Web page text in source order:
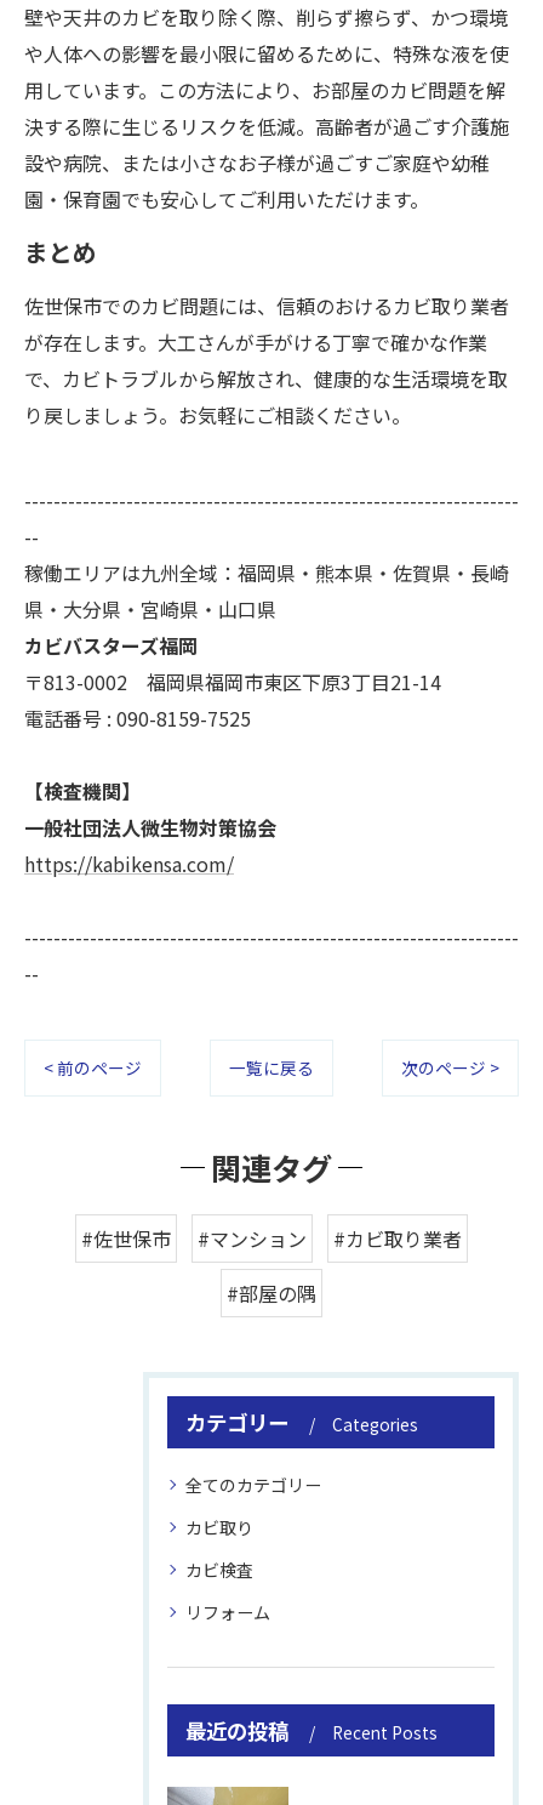
壁や天井のカビを取り除く際、削らず擦らず、かつ環境
や人体への影響を最小限に留めるために、特殊な液を使
用しています。この方法により、お部屋のカビ問題を解
決する際に生じるリスクを低減。高齢者が過ごす介護施
設や病院、または小さなお子様が過ごすご家庭や幼稚
園・保育園でも安心してご利用いただけます。
まとめ
佐世保市でのカビ問題には、信頼のおけるカビ取り業者
が存在します。大工さんが手がける丁寧で確かな作業
で、カビトラブルから解放され、健康的な生活環境を取
り戻しましょう。お気軽にご相談ください。
--------------------------------------------------------------------
--
稼働エリアは九州全域：福岡県・熊本県・佐賀県・長崎
県・大分県・宮崎県・山口県
カビバスターズ福岡
〒813-0002 福岡県福岡市東区下原3丁目21-14
電話番号 : 090-8159-7525
【検査機関】
一般社団法人微生物対策協会
https://kabikensa.com/
--------------------------------------------------------------------
--
< 前のページ 一覧に戻る 次のページ >
関連タグ
#佐世保市 #マンション
#カビ取り業者
#部屋の隅
カテゴリー Categories
全てのカテゴリー
カビ取り
カビ検査
リフォーム
最近の投稿 Recent Posts